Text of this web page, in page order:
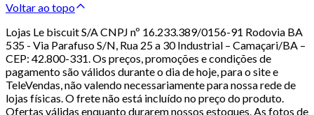
Voltar ao topo
Lojas Le biscuit S/A CNPJ nº 16.233.389/0156-91 Rodovia BA
535 - Via Parafuso S/N, Rua 25 a 30 Industrial – Camaçari/BA –
CEP: 42.800-331. Os preços, promoções e condições de
pagamento são válidos durante o dia de hoje, para o site e
TeleVendas, não valendo necessariamente para nossa rede de
lojas físicas. O frete não está incluído no preço do produto.
Ofertas válidas enquanto durarem nossos estoques. As fotos de